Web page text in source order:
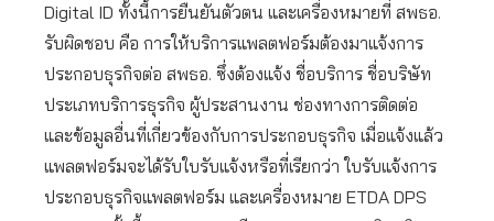
Digital ID ทั้งนี้การยืนยันตัวตน และเครื่องหมายที่ สพธอ.
รับผิดชอบ คือ การให้บริการแพลตฟอร์มต้องมาแจ้งการ
ประกอบธุรกิจต่อ สพธอ. ซึ่งต้องแจ้ง ชื่อบริการ ชื่อบริษัท
ประเภทบริการธุรกิจ ผู้ประสานงาน ช่องทางการติดต่อ
และข้อมูลอื่นที่เกี่ยวข้องกับการประกอบธุรกิจ เมื่อแจ้งแล้ว
แพลตฟอร์มจะได้รับใบรับแจ้งหรือที่เรียกว่า ใบรับแจ้งการ
ประกอบธุรกิจแพลตฟอร์ม และเครื่องหมาย ETDA DPS